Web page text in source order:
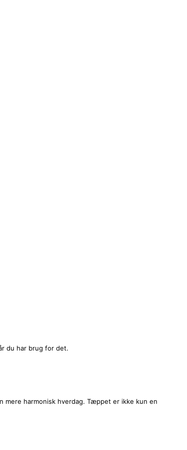
du har brug for det.
harmonisk hverdag. Tæppet er ikke kun en